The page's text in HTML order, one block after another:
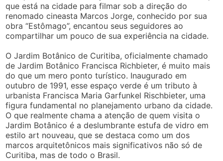
que está na cidade para filmar sob a direção do
renomado cineasta Marcos Jorge, conhecido por sua
obra “Estômago”, encantou seus seguidores ao
compartilhar um pouco de sua experiência na cidade.
O Jardim Botânico de Curitiba, oficialmente chamado
de Jardim Botânico Francisca Richbieter, é muito mais
do que um mero ponto turístico. Inaugurado em
outubro de 1991, esse espaço verde é um tributo à
urbanista Francisca Maria Garfunkel Rischbieter, uma
figura fundamental no planejamento urbano da cidade.
O que realmente chama a atenção de quem visita o
Jardim Botânico é a deslumbrante estufa de vidro em
estilo art nouveau, que se destaca como um dos
marcos arquitetônicos mais significativos não só de
Curitiba, mas de todo o Brasil.